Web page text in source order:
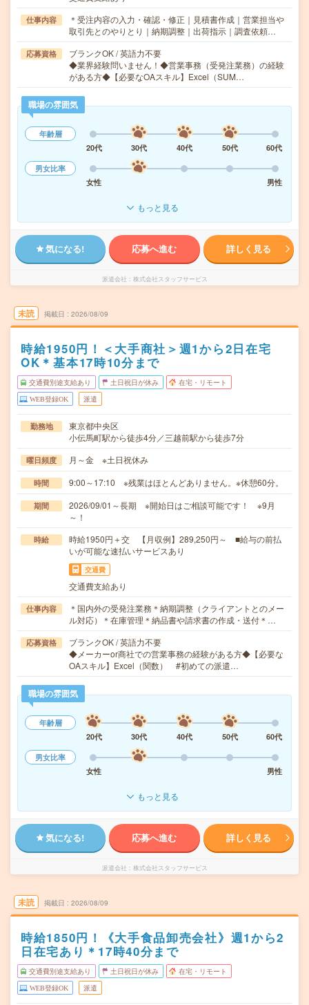
仕事内容
＊受注内容の入力・確認・修正｜見積書作成｜営業担当や
取引先とのやりとり｜納期調整｜出荷指示｜調査依頼…
応募資格
ブランクOK / 英語力不要
◆業界経験問いません！◆営業事務（受発注業務）の経験
がある方◆【必要なOAスキル】Excel（SUM…
職場の雰囲気
年齢層
20代
30代 40代 50代
60代
男女比率
女性
男性
もっと見る
気になる! 応募へ進む 詳しく見る
派遣会社 株式会社スタッフサービス
未読 掲載日 2026/08/09
時給1950円！＜大手商社＞週1から2日在宅
OK＊基本17時10分まで
交通費別途支給あり 土日祝日が休み 在宅・リモート
WEB登録OK 派遣
勤務地
東京都中央区
小伝馬町駅から徒歩4分／三越前駅から徒歩7分
曜日頻度 月～金 ※土日祝休み
時間 9:00～17:10 ※残業はほとんどありません。※休憩60分。
期間
2026/09/01～長期 ※開始日はご相談可能です！ ※9月
～！
時給
時給1950円＋交 【月収例】289,250円～ ■給与の前払
いが可能な速払いサービスあり
交通費
交通費支給あり
仕事内容
＊国内外の受発注業務＊納期調整（クライアントとのメー
ル対応）＊在庫管理＊納品書や請求書の作成・送付＊…
応募資格
ブランクOK / 英語力不要
◆メーカーor商社での営業事務の経験がある方◆【必要な
OAスキル】Excel（関数） #初めての派遣…
職場の雰囲気
年齢層
20代
30代 40代 50代
60代
男女比率
女性
男性
もっと見る
気になる! 応募へ進む 詳しく見る
派遣会社 株式会社スタッフサービス
未読 掲載日 2026/08/09
時給1850円！《大手食品卸売会社》週1から2
日在宅あり＊17時40分まで
交通費別途支給あり 土日祝日が休み 在宅・リモート
WEB登録OK 派遣